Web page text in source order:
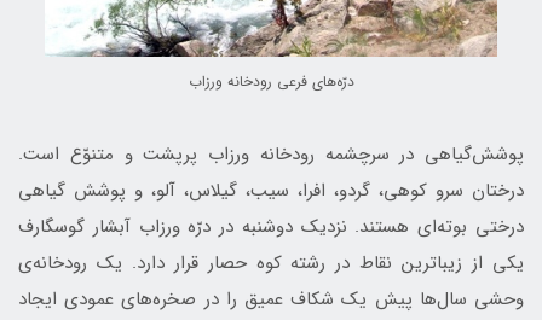
درّ‌ه‌های فرعی رودخانه ورزاب
پوشش‌گیاهی در سرچشمه رودخانه ورزاب پرپشت و متنوّع است.
درختان سرو کوهی، گردو، افرا، سیب، گیلاس، آلو، و پوشش گیاهی
درختی بوته‌ای هستند. نزدیک دوشنبه در درّه ‌ورزاب آبشار‌ گوسگارف
یکی از زیباترین نقاط در رشته‌ کوه حصار قرار دارد. یک رودخانه‌ی
وحشی سال‌ها پیش یک شکاف عمیق را در صخره‌های عمودی ایجاد